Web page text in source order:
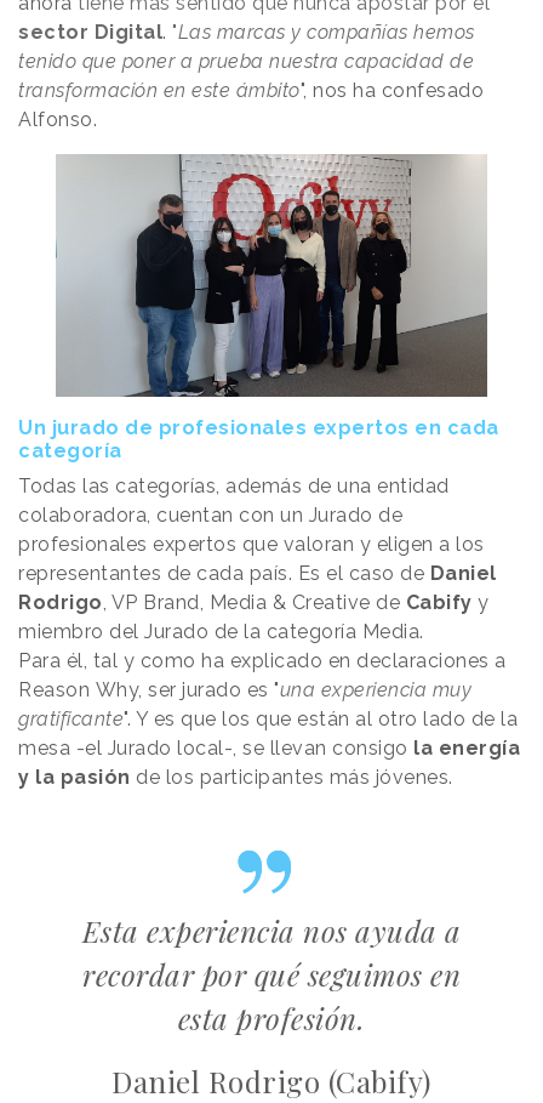
sector Digital. "Las marcas y compañías hemos
tenido que poner a prueba nuestra capacidad de
transformación en este ámbito", nos ha confesado
Alfonso.
Un jurado de profesionales expertos en cada
categoría
Todas las categorías, además de una entidad
colaboradora, cuentan con un Jurado de
profesionales expertos que valoran y eligen a los
representantes de cada país. Es el caso de Daniel
Rodrigo, VP Brand, Media & Creative de Cabify y
miembro del Jurado de la categoría Media.
Para él, tal y como ha explicado en declaraciones a
Reason Why, ser jurado es "una experiencia muy
gratificante". Y es que los que están al otro lado de la
mesa -el Jurado local-, se llevan consigo la energía
y la pasión de los participantes más jóvenes.
Esta experiencia nos ayuda a
recordar por qué seguimos en
esta profesión.
Daniel Rodrigo (Cabify)